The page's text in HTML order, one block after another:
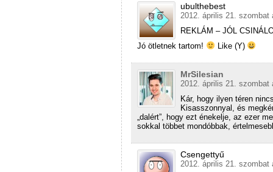
ubulthebest
2012. április 21. szombat
REKLÁM – JÓL
Jó ötletnek tartom!
Like (Y)
MrSilesian
2012. április 21. szombat
Kár, hogy ilyen téren
Kisasszonnyal, és
„dalért”, hogy ezt énekelje, az ezer
sokkal többet mondóbbak,
Csengettyű
2012. április 21. szombat